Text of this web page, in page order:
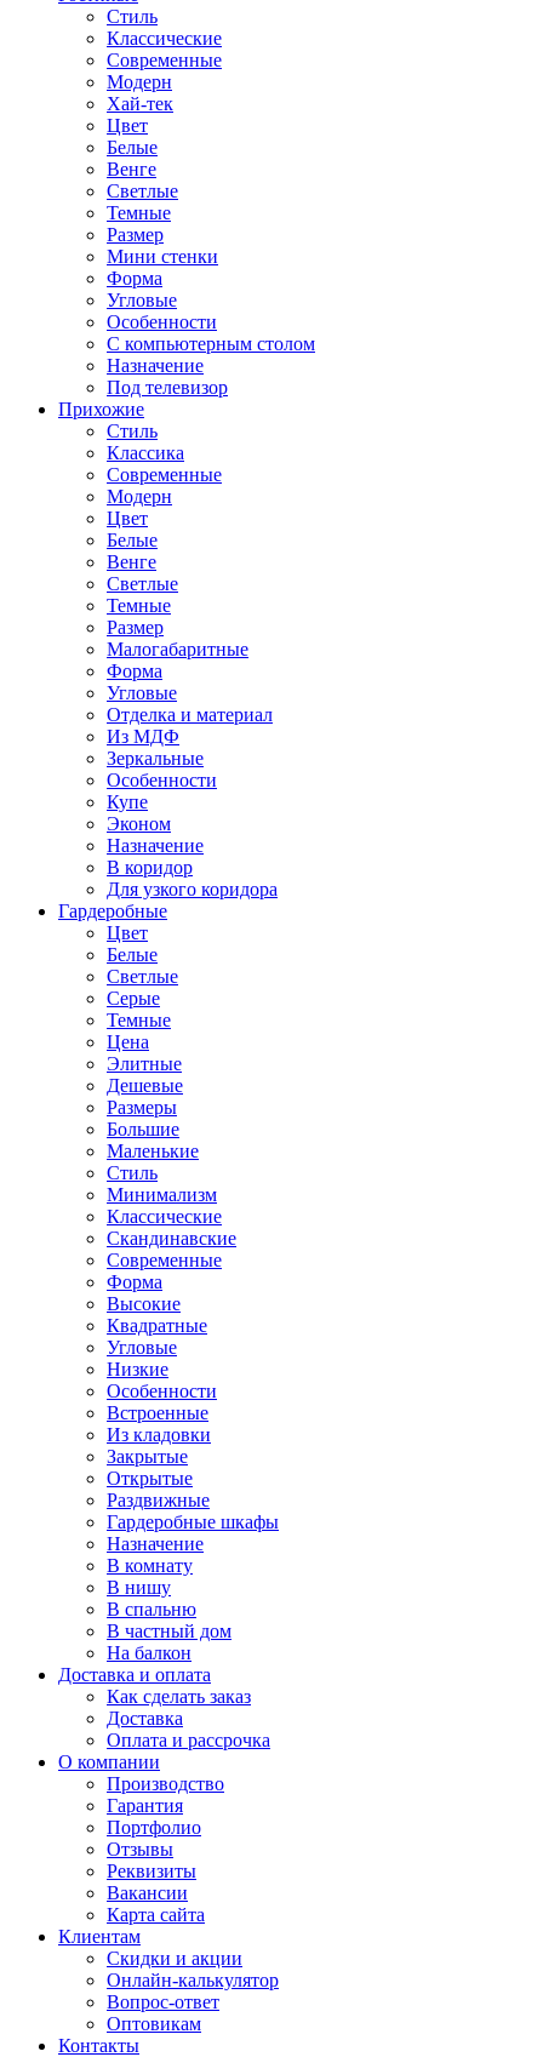
Стиль
Классические
Современные
Модерн
Хай-тек
Цвет
Белые
Венге
Светлые
Темные
Размер
Мини стенки
Форма
Угловые
Особенности
С компьютерным столом
Назначение
Под телевизор
Прихожие
Стиль
Классика
Современные
Модерн
Цвет
Белые
Венге
Светлые
Темные
Размер
Малогабаритные
Форма
Угловые
Отделка и материал
Из МДФ
Зеркальные
Особенности
Купе
Эконом
Назначение
В коридор
Для узкого коридора
Гардеробные
Цвет
Белые
Светлые
Серые
Темные
Цена
Элитные
Дешевые
Размеры
Большие
Маленькие
Стиль
Минимализм
Классические
Скандинавские
Современные
Форма
Высокие
Квадратные
Угловые
Низкие
Особенности
Встроенные
Из кладовки
Закрытые
Открытые
Раздвижные
Гардеробные шкафы
Назначение
В комнату
В нишу
В спальню
В частный дом
На балкон
Доставка и оплата
Как сделать заказ
Доставка
Оплата и рассрочка
О компании
Производство
Гарантия
Портфолио
Отзывы
Реквизиты
Вакансии
Карта сайта
Клиентам
Скидки и акции
Онлайн-калькулятор
Вопрос-ответ
Оптовикам
Контакты